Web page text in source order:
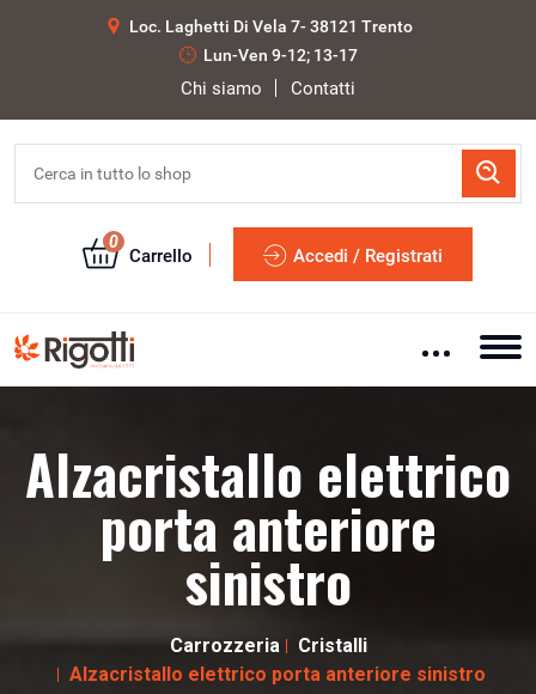
Loc. Laghetti Di Vela 7- 38121 Trento
Lun-Ven 9-12; 13-17
Chi siamo Contatti
0
Carrello Accedi / Registrati
Alzacristallo elettrico
porta anteriore
sinistro
Carrozzeria
Cristalli
Alzacristallo elettrico porta anteriore sinistro